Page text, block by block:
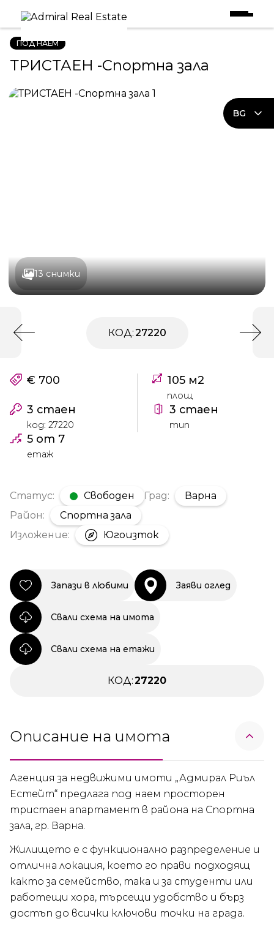
BG
ТРИСТАЕН -Спортна зала
ПОД НАЕМ
ТРИСТАЕН -Спортна зала
13 снимки
КОД:27220
€ 700 105 м2
площ
3 стаен
код: 27220
3 стаен
тип
5 от 7
етаж
Статус: Свободен Град:
Варна
Район:
Спортна зала
Изложение:
Югоизток
Запази в любими Заяви оглед
Свали схема на имота
Свали схема на етажи
КОД:27220
Описание на имота
Агенция за недвижими имоти „Адмирал Риъл
Естейт“ предлага под наем просторен
тристаен апартамент в района на Спортна
зала, гр. Варна.
Жилището е с функционално разпределение и
отлична локация, което го прави подходящ
както за семейство, така и за студенти или
работещи хора, търсещи удобство и бърз
достъп до всички ключови точки на града.